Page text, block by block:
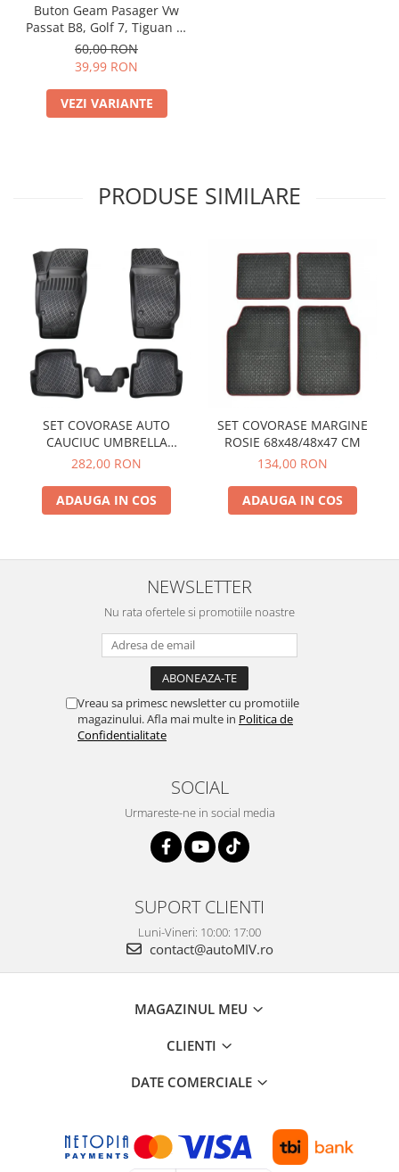
Buton Geam Pasager Vw
Passat B8, Golf 7, Tiguan 3,
T-Roc, Touran etc
60,00 RON
39,99 RON
VEZI VARIANTE
PRODUSE SIMILARE
SET COVORASE AUTO
CAUCIUC UMBRELLA
PENTRU VW POLO V (6R / 6C
282,00 RON
ADAUGA IN COS
SET COVORASE MARGINE
ROSIE 68x48/48x47 CM
134,00 RON
ADAUGA IN COS
NEWSLETTER
Nu rata ofertele si promotiile noastre
Vreau sa primesc newsletter cu promotiile
magazinului. Afla mai multe in Politica de
Confidentialitate
SOCIAL
Urmareste-ne in social media
SUPORT CLIENTI
Luni-Vineri: 10:00: 17:00
contact@autoMIV.ro
MAGAZINUL MEU
CLIENTI
DATE COMERCIALE